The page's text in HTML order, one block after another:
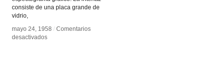
consiste de una placa grande de
vidrio,
mayo 24, 1958 / Comentarios
desactivadosen
mayo 24, 1958 / Comentarios
desactivadosen